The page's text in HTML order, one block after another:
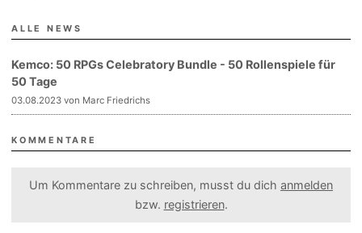
ALLE NEWS
Kemco: 50 RPGs Celebratory Bundle - 50 Rollenspiele für
50 Tage
03.08.2023 von Marc Friedrichs
KOMMENTARE
Um Kommentare zu schreiben, musst du dich anmelden
bzw. registrieren.